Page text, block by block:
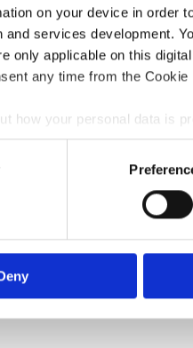
on your device in order
and services development.
only applicable on this
any time from the
how your personal data is
personalise content and
your use of our site with our
you’ve provided to them
och lönsamheten och
med förlust. Det skedde
i bokslutet för 2025.